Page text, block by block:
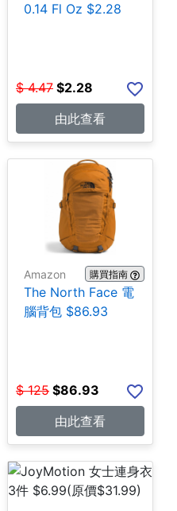
0.14 Fl Oz $2.28
$ 4.47 $2.28
由此查看
Amazon 購買指南
The North Face 電
腦背包 $86.93
$ 125 $86.93
由此查看